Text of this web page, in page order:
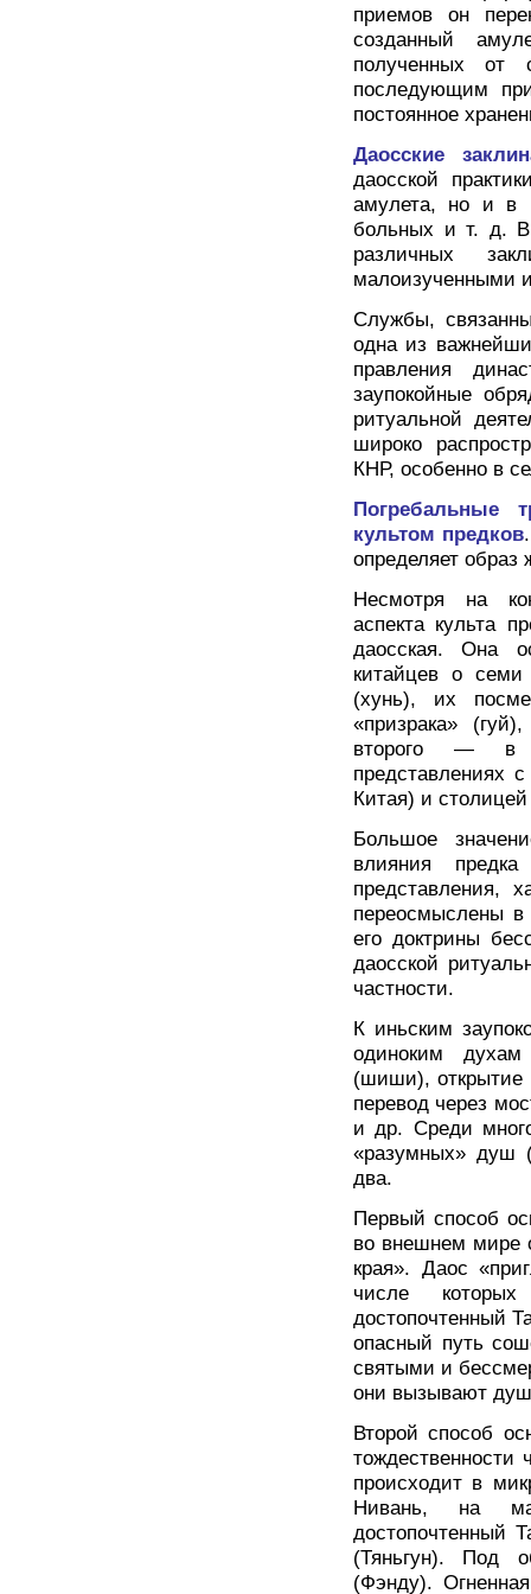
приемов он
созданный
полученных от
последующим
постоянное
Даосские
даосской
амулета, но и в
больных и т. д. В
различных
малоизученными
Службы,
одна из
правления
заупокойные
ритуальной
широко
КНР, особенно в
Погребальные
культом предков
определяет
Несмотря на
аспекта культа
даосская. Она
китайцев о
(хунь), их
«призрака»
второго — в
представлениях
Китая) и
Большое
влияния
представления,
переосмыслены
его доктрины
даосской
частности.
К иньским
одиноким
(шиши), открытие
перевод через
и др. Среди
«разумных» душ
два.
Первый способ
во внешнем мире
края». Даос
числе
достопочтенный
опасный путь
святыми и
они вызывают
Второй способ
тождественности
происходит в
Нивань, на
достопочтенный
(Тяньгун). Под
(Фэнду).